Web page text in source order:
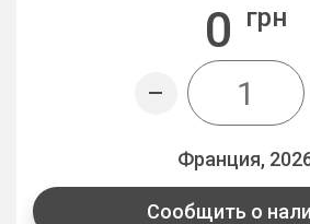
0 грн
Франция,
Сообщить о